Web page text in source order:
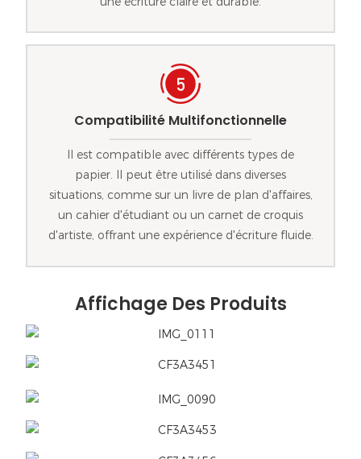
Compatibilité Multifonctionnelle
Il est compatible avec différents types de
papier. Il peut être utilisé dans diverses
situations, comme sur un livre de plan d'affaires,
un cahier d'étudiant ou un carnet de croquis
d'artiste, offrant une expérience d'écriture fluide.
Affichage Des Produits